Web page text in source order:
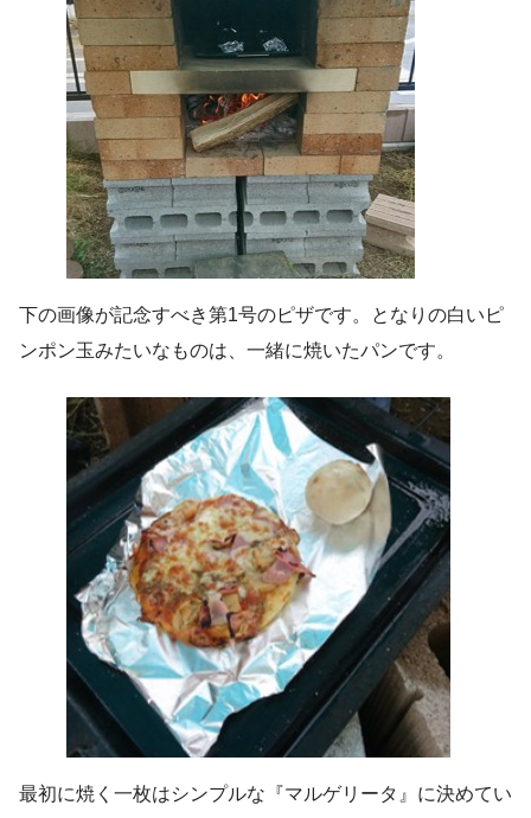
下の画像が記念すべき第1号のピザです。となりの白いピ
ンポン玉みたいなものは、一緒に焼いたパンです。
最初に焼く一枚はシンプルな『マルゲリータ』に決めてい